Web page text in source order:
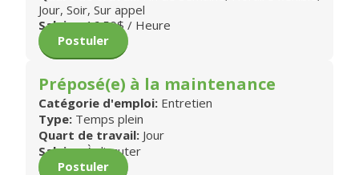
Jour, Soir, Sur appel
Salaire:16.50$ / Heure
Postuler
Préposé(e) à la maintenance
Catégorie d'emploi: Entretien
Type: Temps plein
Quart de travail: Jour
Salaire:À discuter
Postuler